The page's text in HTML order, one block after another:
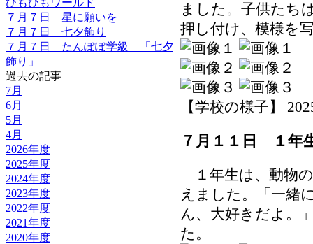
ひもひもワールド
７月７日 星に願いを
７月７日 七夕飾り
７月７日 たんぽぽ学級 「七夕
飾り」
過去の記事
7月
6月
5月
4月
2026年度
2025年度
2024年度
2023年度
2022年度
2021年度
2020年度
ました。子供たち
押し付け、模様を
【学校の様子】
７月１１日 １年
１年生は、動物
えました。「一緒
ん、大好きだよ。
た。